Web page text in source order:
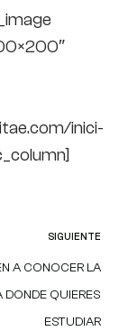
inici-
SIGUIENTE
A CONOCER LA
DONDE QUIERES
ESTUDIAR